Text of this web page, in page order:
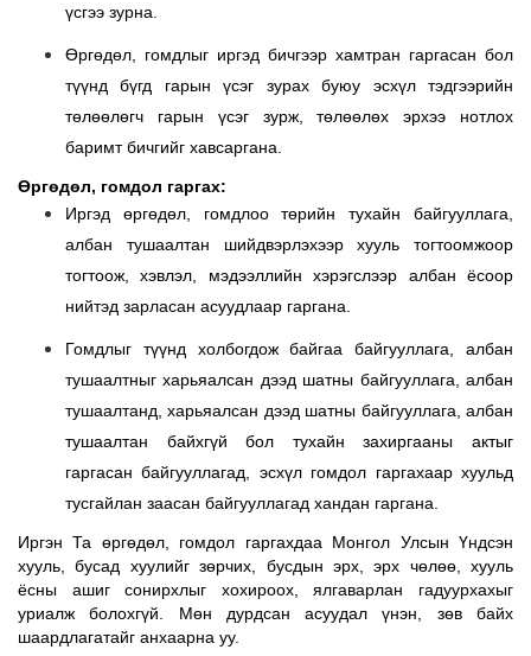
үсгээ зурна.
Өргөдөл, гомдлыг иргэд бичгээр хамтран гаргасан бол
түүнд бүгд гарын үсэг зурах буюу эсхүл тэдгээрийн
төлөөлөгч гарын үсэг зурж, төлөөлөх эрхээ нотлох
баримт бичгийг хавсаргана.
Өргөдөл, гомдол гаргах:
Иргэд өргөдөл, гомдлоо төрийн тухайн байгууллага,
албан тушаалтан шийдвэрлэхээр хууль тогтоомжоор
тогтоож, хэвлэл, мэдээллийн хэрэгслээр албан ёсоор
нийтэд зарласан асуудлаар гаргана.
Гомдлыг түүнд холбогдож байгаа байгууллага, албан
тушаалтныг харьяалсан дээд шатны байгууллага, албан
тушаалтанд, харьяалсан дээд шатны байгууллага, албан
тушаалтан байхгүй бол тухайн захиргааны актыг
гаргасан байгууллагад, эсхүл гомдол гаргахаар хуульд
тусгайлан заасан байгууллагад хандан гаргана.
Иргэн Та өргөдөл, гомдол гаргахдаа Монгол УлсынҮндсэн
хууль, бусад хуулийг зөрчих, бусдын эрх, эрх чөлөө, хууль
ёсны ашиг сонирхлыг хохироох, ялгаварлан гадуурхахыг
уриалжболохгүй.
Мөн дурдсан асуудал үнэн, зөв байх
шаардлагатайг анхаарна уу.